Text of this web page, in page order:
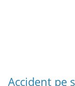
Accident pe